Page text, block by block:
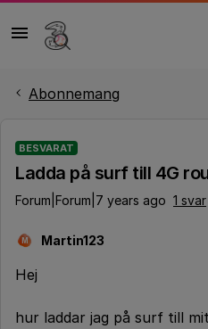
Abonnemang
BESVARAT
Ladda på surf till 4G
Forum|Forum|7 years ago 1 svar
M Martin123
Hej
hur laddar jag på surf till